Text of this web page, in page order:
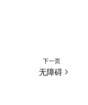
下一页
无障碍